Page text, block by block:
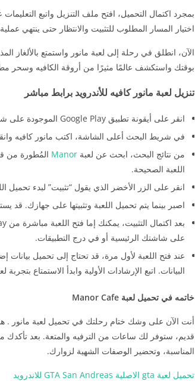
اختيار المسار المطلوب للتثبيت والانتظار حتى ينتهي عملية
الآن، انطلق في رحلة إلى لعبة مانور واستمتع بالألغاز
بوقتك واستكشف عالمًا مثيرًا من أروقة الكافيه وسحر
تنزيل لعبة مانور كافيه للأندرويد برابط مباشر
انقر على أيقونة تطبيق Google Play الموجودة على شاشة هاتفك الرئيسية أو في درج التطبيقات.
في شريط البحث أعلى الشاشة، اكتب مانور كافيه
من نتائج البحث، ابحث عن لعبة Manor
اللعبة الصحيحة.
انقر على الزر الأخضر الذي يقول “تثبيت” لبدء تحميل
اصبر بينما يتم تحميل اللعبة وتثبيتها على جهازك.
على شاشتك الرئيسية أو في درج التطبيقات.
البيانات. اتبع الإرشادات الأولية وابدأ الاستمتاع بتجربة
خاتمه في تحميل لعبة Manor Cafe
أنت الآن على وشك ختام رحلتك في تحميل لعبة مانور .
قديم، ستوفر لك ساعات من الترفيه والمتعة. بعد تأكدك من
المناسبة، وتحضير الوصفات الشهية لزوارك.
تحميل لعبة gta الاصلية GTA San Andreas للاندرويد